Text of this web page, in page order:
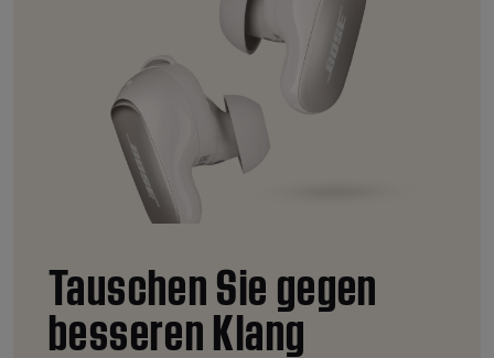
Tauschen Sie gegen
besseren Klang